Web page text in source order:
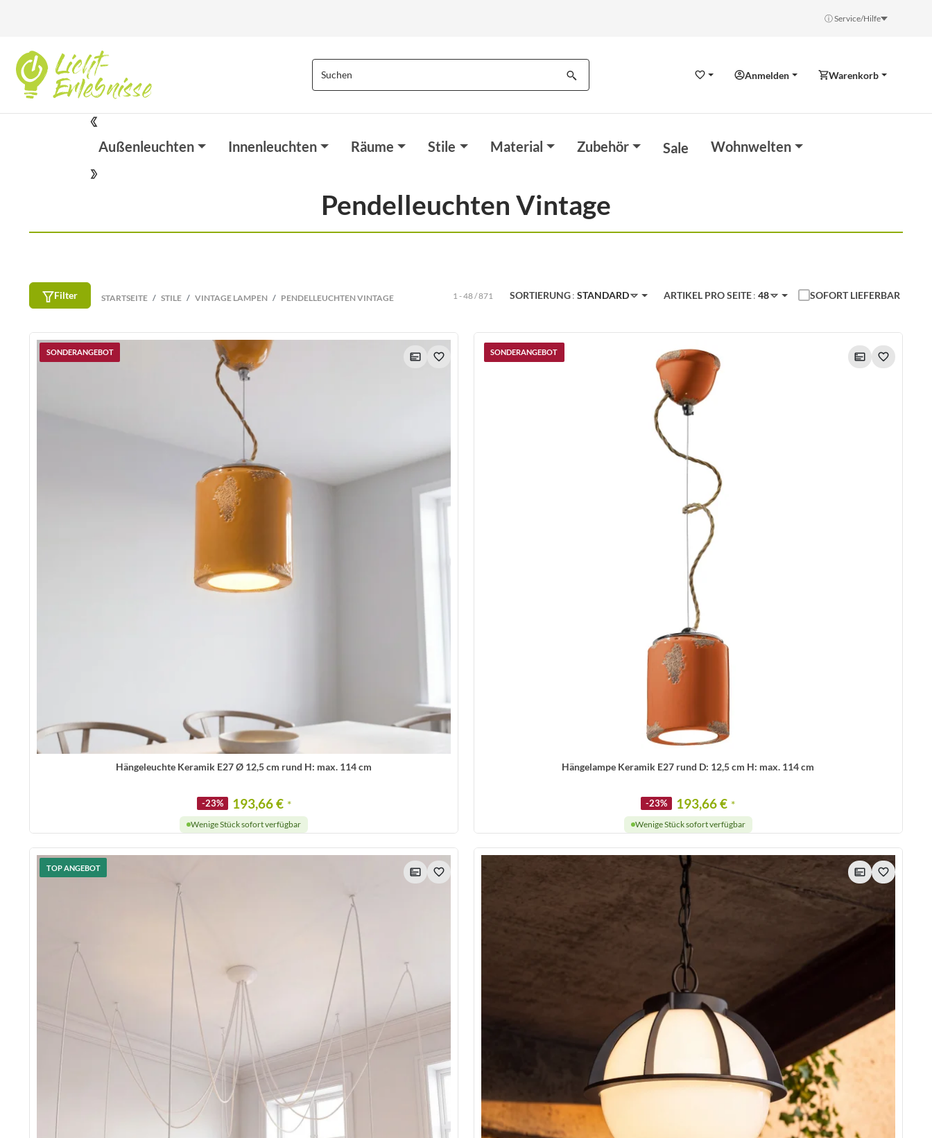
ⓘ Service/Hilfe
WunschzettelAnmelden Warenkorb
Außenleuchten Innenleuchten Räume Stile Material Zubehör Sale Wohnwelten
Pendelleuchten Vintage
Filter STARTSEITE STILE VINTAGE LAMPEN PENDELLEUCHTEN VINTAGE 1 - 48 / 871 SORTIERUNG STANDARD ARTIKEL PRO SEITE 48 SOFORT LIEFERBAR
SONDERANGEBOT
Hängeleuchte Keramik E27 Ø 12,5 cm rund H: max. 114 cm
-23% 193,66 € *
Wenige Stück sofort verfügbar
SONDERANGEBOT
Hängelampe Keramik E27 rund D: 12,5 cm H: max. 114 cm
-23% 193,66 € *
Wenige Stück sofort verfügbar
TOP ANGEBOT